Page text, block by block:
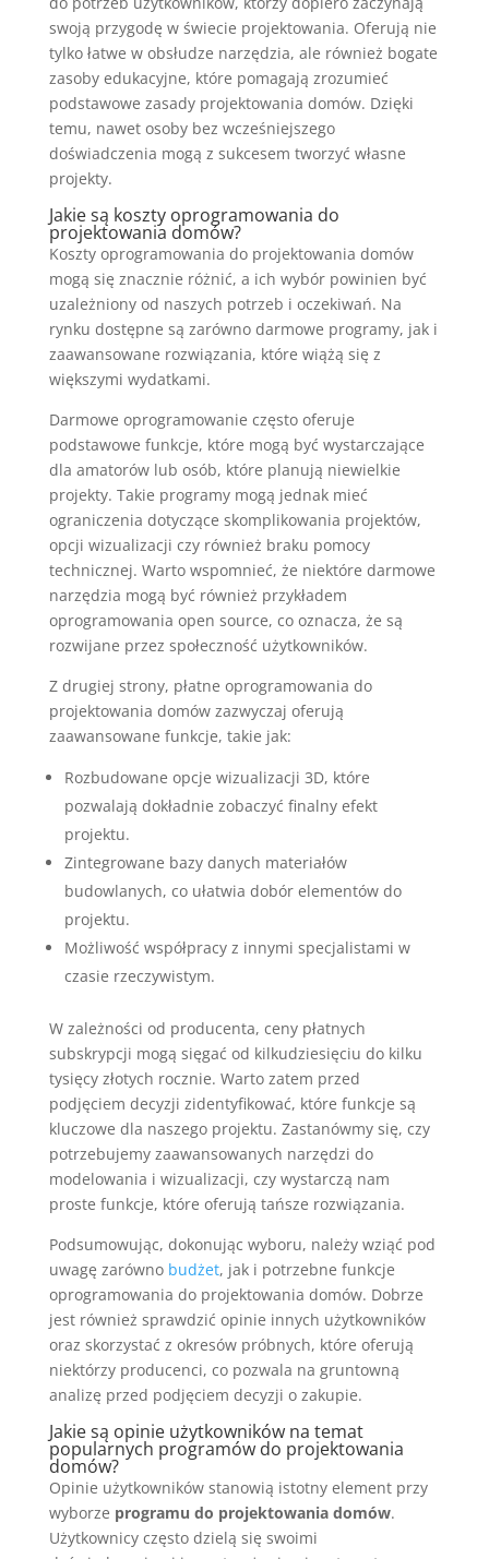
swoją przygodę w świecie projektowania. Oferują nie
tylko łatwe w obsłudze narzędzia, ale również bogate
zasoby edukacyjne, które pomagają zrozumieć
podstawowe zasady projektowania domów. Dzięki
temu, nawet osoby bez wcześniejszego
doświadczenia mogą z sukcesem tworzyć własne
projekty.
Jakie są koszty oprogramowania do
projektowania domów?
Koszty oprogramowania do projektowania domów
mogą się znacznie różnić, a ich wybór powinien być
uzależniony od naszych potrzeb i oczekiwań. Na
rynku dostępne są zarówno darmowe programy, jak i
zaawansowane rozwiązania, które wiążą się z
większymi wydatkami.
Darmowe oprogramowanie często oferuje
podstawowe funkcje, które mogą być wystarczające
dla amatorów lub osób, które planują niewielkie
projekty. Takie programy mogą jednak mieć
ograniczenia dotyczące skomplikowania projektów,
opcji wizualizacji czy również braku pomocy
technicznej. Warto wspomnieć, że niektóre darmowe
narzędzia mogą być również przykładem
oprogramowania open source, co oznacza, że są
rozwijane przez społeczność użytkowników.
Z drugiej strony, płatne oprogramowania do
projektowania domów zazwyczaj oferują
zaawansowane funkcje, takie jak:
Rozbudowane opcje wizualizacji 3D, które
pozwalają dokładnie zobaczyć finalny efekt
projektu.
Zintegrowane bazy danych materiałów
budowlanych, co ułatwia dobór elementów do
projektu.
Możliwość współpracy z innymi specjalistami w
czasie rzeczywistym.
W zależności od producenta, ceny płatnych
subskrypcji mogą sięgać od kilkudziesięciu do kilku
tysięcy złotych rocznie. Warto zatem przed
podjęciem decyzji zidentyfikować, które funkcje są
kluczowe dla naszego projektu. Zastanówmy się, czy
potrzebujemy zaawansowanych narzędzi do
modelowania i wizualizacji, czy wystarczą nam
proste funkcje, które oferują tańsze rozwiązania.
Podsumowując, dokonując wyboru, należy wziąć pod
uwagę zarówno budżet, jak i potrzebne funkcje
oprogramowania do projektowania domów. Dobrze
jest również sprawdzić opinie innych użytkowników
oraz skorzystać z okresów próbnych, które oferują
niektórzy producenci, co pozwala na gruntowną
analizę przed podjęciem decyzji o zakupie.
Jakie są opinie użytkowników na temat
popularnych programów do projektowania
domów?
Opinie użytkowników stanowią istotny element przy
wyborze programu do projektowania domów.
Użytkownicy często dzielą się swoimi